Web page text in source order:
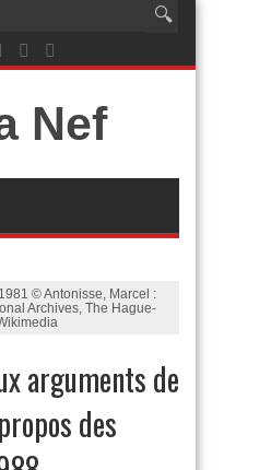
© Antonisse, Marcel :
Archives, The Hague-
arguments de
des